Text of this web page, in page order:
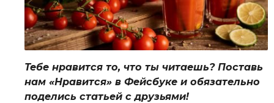
Тебе нравится то, что ты читаешь? Поставь
нам «Нравится» в Фейсбуке и обязательно
поделись статьей с друзьями!